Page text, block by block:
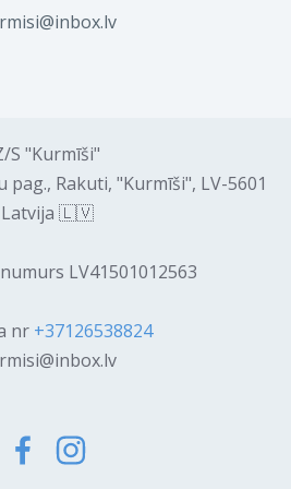
S "Kurmīši"
pag., Rakuti, "Kurmīši", LV-5601
Latvija 🇱🇻
LV41501012563
nr +37126538824